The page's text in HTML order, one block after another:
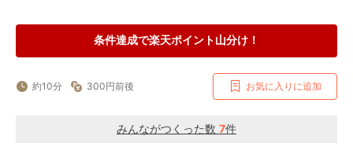
条件達成で楽天ポイント山分け！
約10分 300円前後 お気に入りに追加
みんながつくった数 7件